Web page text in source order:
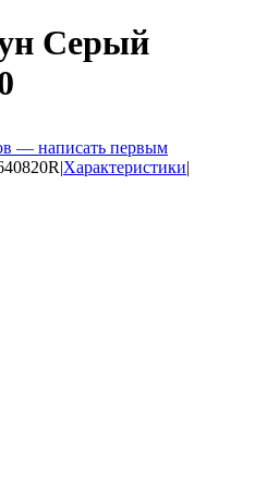
Серый
— написать первым
|Характеристики|